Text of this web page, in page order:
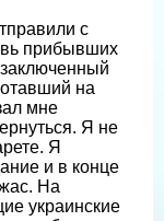
с
прибывших
на
мне
Я не
Я
и в конце
На
украинские